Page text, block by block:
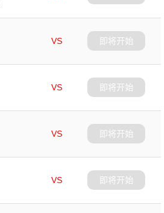
VS
即将开始
VS
即将开始
VS
即将开始
VS
即将开始